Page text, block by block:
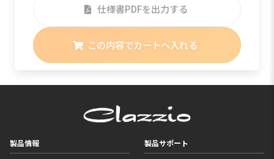
仕様書PDFを出力する
この内容でカートへ入れる
製品情報 製品サポート